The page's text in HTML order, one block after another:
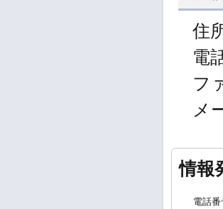
住
電
フ
メ
情報
電話番